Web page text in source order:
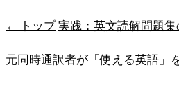
← トップ 実践：英文読解問題
元同時通訳者が「使える英語」